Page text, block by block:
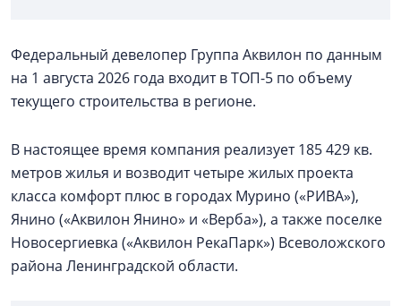
Федеральный девелопер Группа Аквилон по данным
на 1 августа 2026 года входит в ТОП-5 по объему
текущего строительства в регионе.
В настоящее время компания реализует 185 429 кв.
метров жилья и возводит четыре жилых проекта
класса комфорт плюс в городах Мурино («РИВА»),
Янино («Аквилон Янино» и «Верба»), а также поселке
Новосергиевка («Аквилон РекаПарк») Всеволожского
района Ленинградской области.